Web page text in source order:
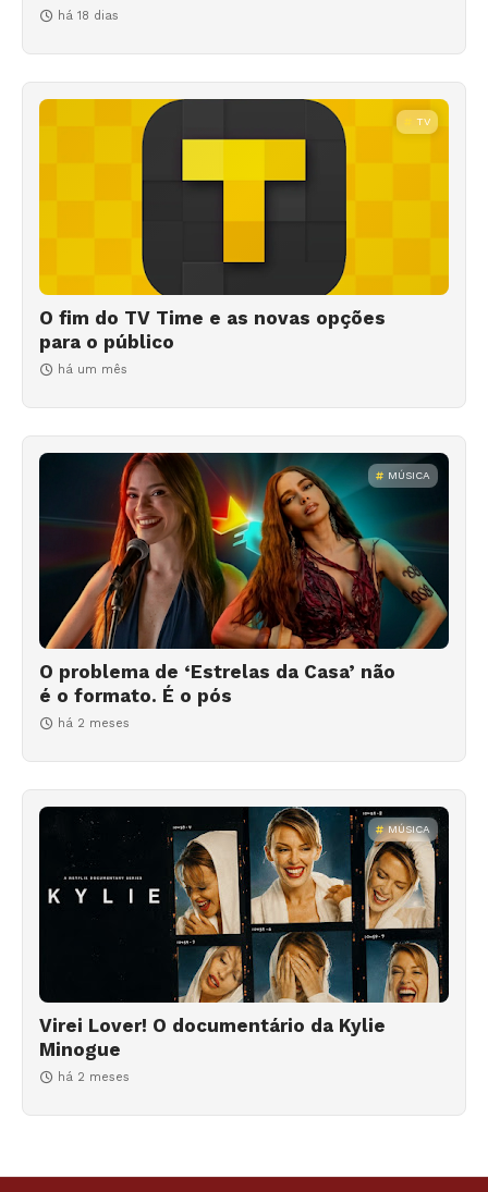
há 18 dias
TV
O fim do TV Time e as novas opções
para o público
há um mês
MÚSICA
O problema de ‘Estrelas da Casa’ não
é o formato. É o pós
há 2 meses
MÚSICA
Virei Lover! O documentário da Kylie
Minogue
há 2 meses